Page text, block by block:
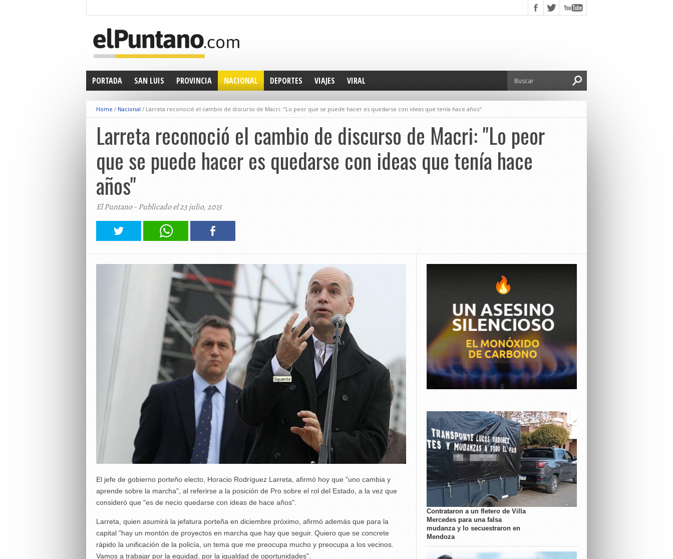
PORTADA SAN LUIS PROVINCIA NACIONAL DEPORTES VIAJES VIRAL
Home / Nacional / Larreta reconoció el cambio de discurso de Macri: "Lo peor que se puede hacer es quedarse con ideas que tenía hace años"
Larreta reconoció el cambio de discurso de Macri: "Lo peor
que se puede hacer es quedarse con ideas que tenía hace
años"
El Puntano - Publicado el 23 julio, 2015
El jefe de gobierno porteño electo, Horacio Rodríguez Larreta, afirmó hoy que "uno cambia y
aprende sobre la marcha", al referirse a la posición de Pro sobre el rol del Estado, a la vez que
consideró que "es de necio quedarse con ideas de hace años".
Larreta, quien asumirá la jefatura porteña en diciembre próximo, afirmó además que para la
capital "hay un montón de proyectos en marcha que hay que seguir. Quiero que se concrete
rápido la unificación de la policía, un tema que me preocupa mucho y preocupa a los vecinos.
Vamos a trabajar por la equidad, por la igualdad de oportunidades".
Contrataron a un fletero de Villa
Mercedes para una falsa
mudanza y lo secuestraron en
Mendoza